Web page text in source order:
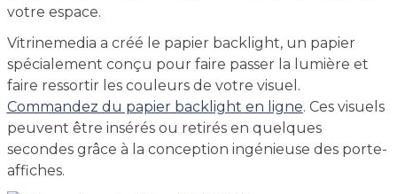
votre espace.
Vitrinemedia a créé le papier backlight, un papier
spécialement conçu pour faire passer la lumière et
faire ressortir les couleurs de votre visuel.
Commandez du papier backlight en ligne. Ces visuels
peuvent être insérés ou retirés en quelques
secondes grâce à la conception ingénieuse des porte-
affiches.